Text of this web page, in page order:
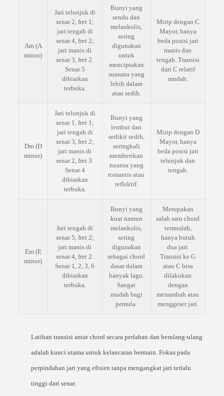
Am (A
minor)
Jari telunjuk di
senar 2, fret 1;
jari tengah di
senar 4, fret 2;
jari manis di
senar 3, fret 2.
Senar 5
dibiarkan
terbuka.
Bunyi yang
sendu dan
melankolis,
sering
digunakan
untuk
menciptakan
suasana yang
lebih dalam
atau sedih.
Mirip dengan C
Mayor, hanya
beda posisi jari
manis dan
tengah. Transisi
dari C relatif
mudah.
Dm (D
minor)
Jari telunjuk di
senar 1, fret 1;
jari tengah di
senar 3, fret 2;
jari manis di
senar 2, fret 3.
Senar 4
dibiarkan
terbuka.
Bunyi yang
lembut dan
sedikit sedih,
seringkali
memberikan
nuansa yang
romantis atau
reflektif.
Mirip dengan D
Mayor, hanya
beda posisi jari
telunjuk dan
tengah.
Em (E
minor)
Jari tengah di
senar 5, fret 2;
jari manis di
senar 4, fret 2.
Senar 1, 2, 3, 6
dibiarkan
terbuka.
Bunyi yang
kuat namun
melankolis,
sering
digunakan
sebagai chord
dasar dalam
banyak lagu.
Sangat
mudah bagi
pemula.
Merupakan
salah satu chord
termudah,
hanya butuh
dua jari.
Transisi ke G
atau C bisa
dilakukan
dengan
menambah atau
menggeser jari.
Latihan transisi antar chord secara perlahan dan berulang-ulang
adalah kunci utama untuk kelancaran bermain. Fokus pada
perpindahan jari yang efisien tanpa mengangkat jari terlalu
tinggi dari senar.